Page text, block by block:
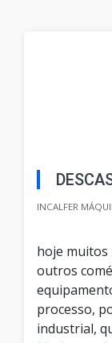
INCALFER
hoje
outros
processo,
industrial,